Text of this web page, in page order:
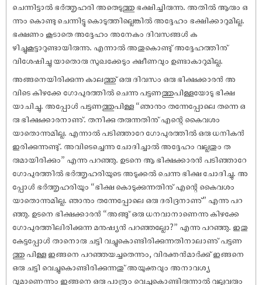
ചെന്നിട്ടാൽ ഭർത്തൃഹരി അതെടുത്തു ഭക്ഷിച്ചിരുന്നു. അതിൽ ആരും ഒ
ന്നും കൊണ്ടു ചെന്നിട്ടു കൊടുത്തില്ലെങ്കിൽ അദ്ദേഹം ഭക്ഷിക്കാറുമില്ല.
ഭക്ഷണം കൂടാതെ അദ്ദേഹം അനേകം ദിവസങ്ങൾ ക
ഴിച്ചുകൂട്ടാറുണ്ടായിരുന്നു. എന്നാൽ അതുകൊണ്ടു് അദ്ദേഹത്തിനു്
വിശേഷിച്ചു യാതൊരു സുഖക്കേടും ക്ഷീണവും ഉണ്ടാകാറുമില്ല.
അങ്ങനെയിരിക്കുന്ന കാലത്തു് ഒരു ദിവസം ഒരു ഭിക്ഷക്കാരൻ അ
വിടെ കിഴക്കേ ഗോപുരത്തിൽ ചെന്നു പട്ടണത്തുപിള്ളയോടു ഭിക്ഷ
യാചിച്ചു. അപ്പോൾ പട്ടണത്തുപിള്ള “ഞാനും തന്നേപ്പോലെ തന്നെ ഒ
രു ഭിക്ഷക്കാരനാണു്. തനിക്കു തരുന്നതിനു് എന്റെ കൈവശം
യാതൊന്നുമില്ല. എന്നാൽ പടിഞ്ഞാറേ ഗോപുരത്തിൽ ഒരു ധനികൻ
ഇരിക്കുന്നുണ്ടു്. അവിടെച്ചെന്നു ചോദിച്ചാൽ അദ്ദേഹം വല്ലതും ത
രുമായിരിക്കും” എന്നു പറഞ്ഞു. ഉടനെ ആ ഭിക്ഷക്കാരൻ പടിഞ്ഞാറേ
ഗോപുരത്തിൽ ഭർത്തൃഹരിയുടെ അടുക്കൽ ചെന്നു ഭിക്ഷ ചോദിച്ചു. അ
പ്പോൾ ഭർത്തൃഹരിയും “ഭിക്ഷ കൊടുക്കുന്നതിനു് എന്റെ കൈവശം
യാതൊന്നുമില്ല. ഞാനും തന്നേപ്പോലെ ഒരു ദരിദ്രനാണു്” എന്നു പറ
ഞ്ഞു. ഉടനെ ഭിക്ഷക്കാരൻ “അങ്ങു് ഒരു ധനവാനാണെന്നു കിഴക്കേ
ഗോപുരത്തിലിരിക്കുന്ന മനുഷ്യൻ പറഞ്ഞല്ലോ?” എന്നു പറഞ്ഞു. ഇതു
കേട്ടപ്പോൾ താനൊരു ചട്ടി വച്ചുകൊണ്ടിരിക്കുന്നതിനാലാണു് പട്ടണ
ത്തു പിള്ള ഇങ്ങനെ പറഞ്ഞയച്ചതെന്നും, വിരക്തൻമാർക്കു് ഇങ്ങനെ
ഒരു ചട്ടി വെച്ചുകൊണ്ടിരിക്കുന്നതു് അയുക്തവും അനാവശ്യ
വുമാണെന്നും ഇങ്ങനെ ഒരു പാത്രം വെച്ചുകൊണ്ടിരുന്നാൽ വല്ലവരും